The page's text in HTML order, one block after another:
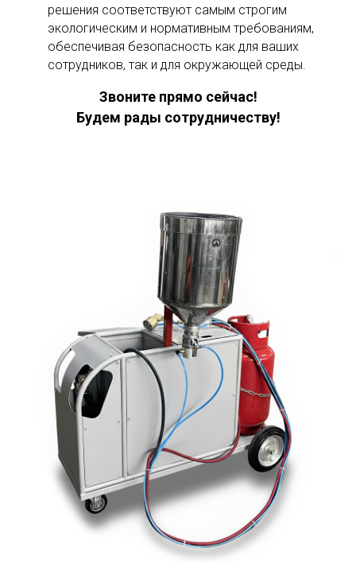
решения соответствуют самым строгим
экологическим и нормативным требованиям,
обеспечивая безопасность как для ваших
сотрудников, так и для окружающей среды.
Звоните прямо сейчас!
Будем рады сотрудничеству!